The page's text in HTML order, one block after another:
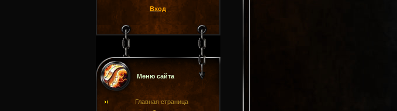
Вход
Меню сайта
Главная страница